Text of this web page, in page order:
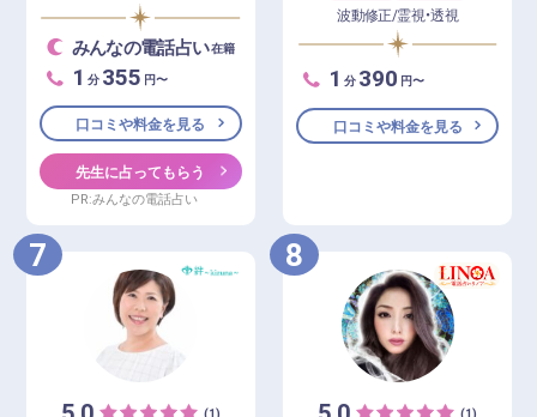
みんなの電話占い在籍
1 分 355 円〜
口コミや料金を見る
先生に占ってもらう
PR:みんなの電話占い
波動修正/霊視・透視
1 分 390 円〜
口コミや料金を見る
7
(1)
8
(1)